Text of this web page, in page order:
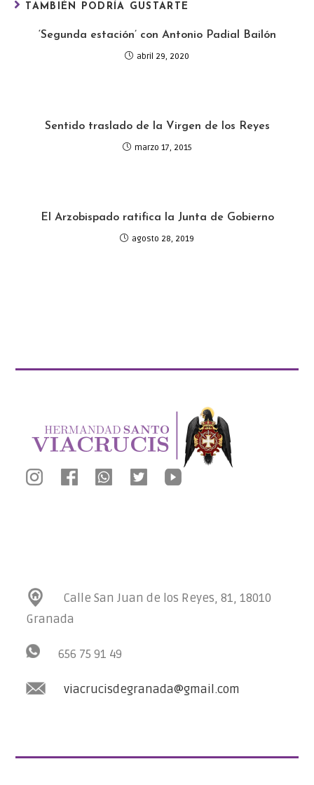
TAMBIÉN PODRÍA GUSTARTE
‘Segunda estación’ con Antonio Padial Bailón
abril 29, 2020
Sentido traslado de la Virgen de los Reyes
marzo 17, 2015
El Arzobispado ratifica la Junta de Gobierno
agosto 28, 2019
Calle San Juan de los Reyes, 81, 18010
Granada
656 75 91 49
viacrucisdegranada@gmail.com